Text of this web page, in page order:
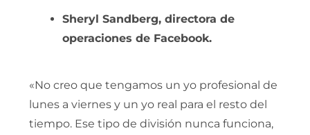
Sheryl Sandberg, directora de
operaciones de Facebook.
«No creo que tengamos un yo profesional de
lunes a viernes y un yo real para el resto del
tiempo. Ese tipo de división nunca funciona,